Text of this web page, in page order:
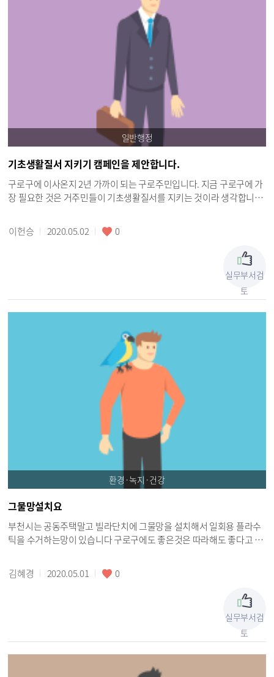
일반행정
기초생활질서 지키기 캠페인을 제안합니다.
구로구에 이사온지 2년 가까이 되는 구로주민입니다. 지금 구로구에 가
장 필요한 것은 거주민들이 기초생활질서를 지키는 것이라 생각합니다.
무단횡단하는 사람들이 많았습니다. 그러나 지속적인 단속과 캠페인을
통한 시민의식 함양으로 인해 지금은 길에 담배꽁초를 버리거나 침을
구로시장 일대)는 담배꽁초와 쓰레기, 무단횡단, 음주소란 등으로 인해
나날이 주거환경이 황폐해져가고 있습니다. 이는 해외에서 이주해온 노
이나 구류 또는 과료에 처할 수 있도록 되어 있습니다. 구태의연한 얘기
같지만 지금 구로구는 기초생활질서 확립을 위해 시민의식을 고취시키
는 캠페인이 필요한 시기입니다. 남구역이나 구로시장 일대를 돌아다녀
보십시오. 걸어다니면서 담배 피는 사람들과 길에 버려진 담배꽁초와
쓰레기들, 길에 침과 가래를 찍찍 뱉는 사람들로 넘쳐납니다. 사회의 안
정은 작은 것을 지키는 것에서 시작됩니다. 20세기에 기초생활질서 지
키는 캠페인이 효과를 거두었듯이 지금 구로구에서 기초생활질서 지키
는 캠페인을 벌인다면 주민들도 환영할 것이고 공중도덕에 대해 무례하
고 타인에 대한 배려가 부족한 사람들에게도 본인의 행동이 잘못된 행
동이라는 것을 일깨워주는 계기가 될 것이고 이는 장기적으로 구로구가
한층 더 문화적인 지역으로 발전하는 사례가 될 것이라 믿습니다. 하다
속 및 처벌 규정, 담배꽁초 등 무단투기 벌금 5만원, 길에 침을 뱉는 행위
벌금 5만원, 무단횡단 5만원＇ 등 현수막이라도 몇 장 걸고 단속 해보셨
으면 합니다. 또는 구로시장과 남구로역 근방 청소하시는 분들에게 어
떤 문제가 있는지 청취라도 들어보셨으면 합니다. 모든 것은 작은 것을
구로구청과 경찰이 협력하여 보다 깨끗하고 안전하고 향상된 생활환경
이헌승 2020.05.02 0
실무부서검
토
환경·녹지·건강
그물망설치요
부천시는 공동주택말고 빌라단치에 그물망을 설치해서 일회용 플라수
틱을 수거하는망이 있습니다 구로구에도 좋은것은 따라해도 좋다고 생
되면 좋겠습니다
김혜경 2020.05.01 0
실무부서검
토